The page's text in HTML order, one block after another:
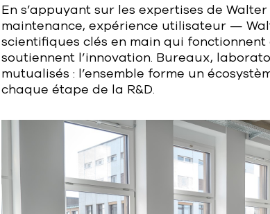
En s’appuyant sur les expertises de
maintenance, expérience utilisateur —
scientifiques clés en main qui
soutiennent l’innovation. Bureaux,
mutualisés : l’ensemble forme un
chaque étape de la R&D.